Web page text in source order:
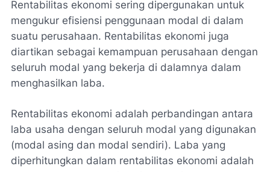
Rentabilitas ekonomi sering dipergunakan untuk
mengukur efisiensi penggunaan modal di dalam
suatu perusahaan. Rentabilitas ekonomi juga
diartikan sebagai kemampuan perusahaan dengan
seluruh modal yang bekerja di dalamnya dalam
menghasilkan laba.
Rentabilitas ekonomi adalah perbandingan antara
laba usaha dengan seluruh modal yang digunakan
(modal asing dan modal sendiri). Laba yang
diperhitungkan dalam rentabilitas ekonomi adalah